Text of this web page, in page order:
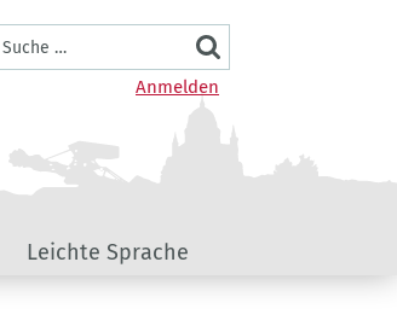
Benutzermenü
Anmelden
Suche
Leichte Sprache